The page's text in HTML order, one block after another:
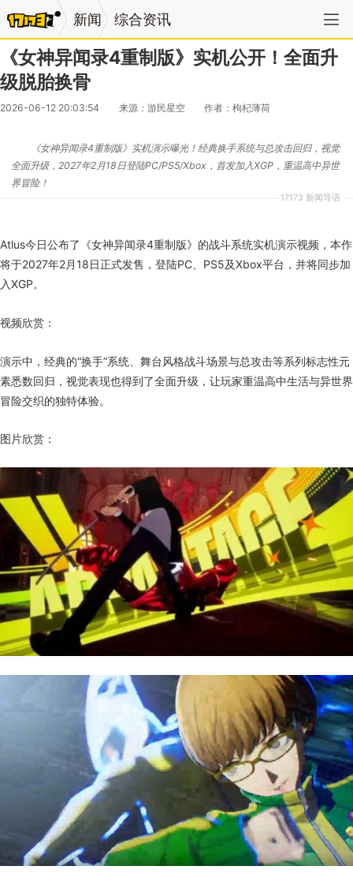
新闻 综合资讯
《女神异闻录4重制版》实机公开！全面升
级脱胎换骨
2026-06-12 20:03:54 来源：游民星空 作者：枸杞薄荷
17173 新闻导语
《女神异闻录4重制版》实机演示曝光！经典换手系统与总攻击回归，视觉
全面升级，2027年2月18日登陆PC/PS5/Xbox，首发加入XGP，重温高中异世
界冒险！
Atlus今日公布了《女神异闻录4重制版》的战斗系统实机演示视频，本作
将于2027年2月18日正式发售，登陆PC、PS5及Xbox平台，并将同步加
入XGP。
视频欣赏：
演示中，经典的“换手”系统、舞台风格战斗场景与总攻击等系列标志性元
素悉数回归，视觉表现也得到了全面升级，让玩家重温高中生活与异世界
冒险交织的独特体验。
图片欣赏：